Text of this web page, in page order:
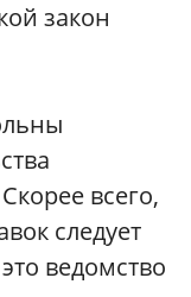
закон
всего,
следует
ведомство